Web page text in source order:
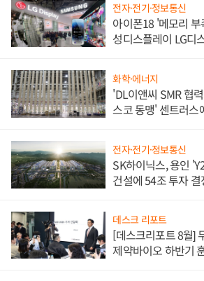
전자·전기·정보통신
아이폰18 '메모리
성디스플레이 LG디
화학·에너지
'DL이앤씨 SMR 협
스코 동맹' 센트러스
전자·전기·정보통신
SK하이닉스, 용인
건설에 54조 투자 결
데스크 리포트
[데스크리포트 8월]
제약바이오 하반기